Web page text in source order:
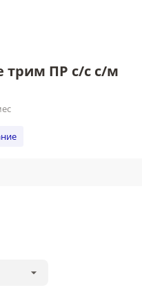
трим ПР с/с с/м